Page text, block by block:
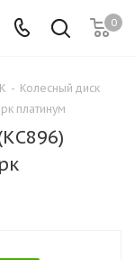
0
- Колесный диск
платинум